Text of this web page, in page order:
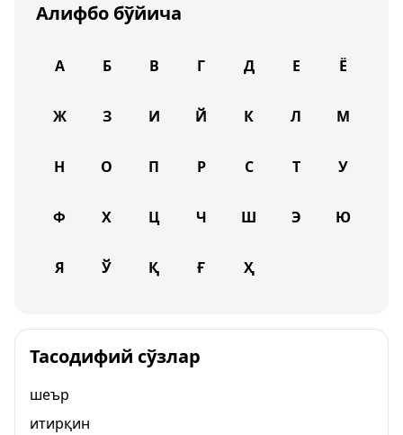
Алифбо бўйича
А Б В Г Д Е Ё
Ж З И Й К Л М
Н О П Р С Т У
Ф Х Ц Ч Ш Э Ю
Я Ў Қ Ғ Ҳ
Тасодифий сўзлар
шеър
итирқин